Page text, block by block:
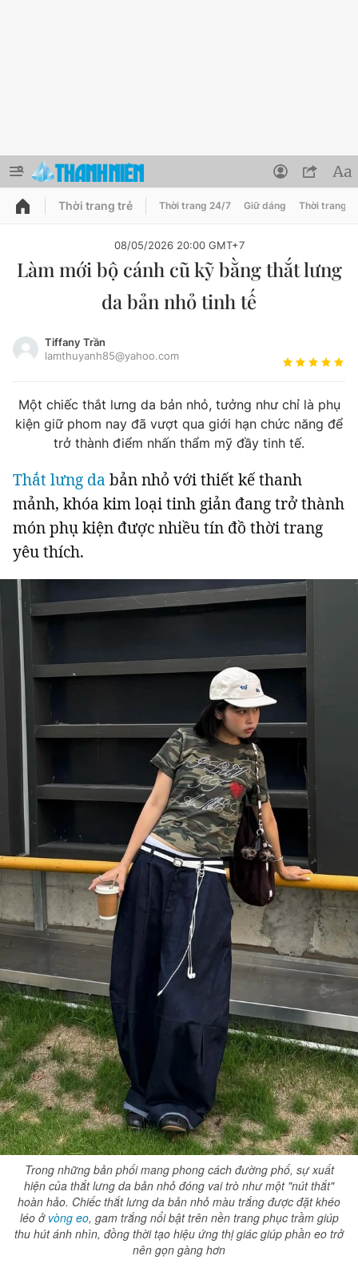
PODCAST QUẢNG CÁO
Chuyên mục khác
Tin thị trường Tin 360
Video Podcasts
Magazine
Sản phẩm khác
Tiện ích
Thông tin tòa soạn Liên hệ quảng cáo
Đọc Thanh Niên trên điện thoại
Theo dõi báo trên
Hotline
0906 645 777
Liên hệ quảng cáo
0908 780 404
Đặt báo Quảng cáo Tòa soạn Chính sách bảo
Tổng biên tập: Nguyễn Ngọc Toàn
Phó tổng biên tập: Hải Thành
Ủy viên Ban biên tập - Tổng Thư ký tòa soạn: Trần Việt Hưng
Giấy phép xuất bản số 110/GP - BTTTT cấp ngày 24.3.2020
© 2003-2026 Bản quyền thuộc về Báo Thanh Niên. Cấm sao chép
dưới mọi hình thức nếu không có sự chấp thuận bằng văn bản.
Phát triển bởi ePi Technologies, JSC.
Thông tin tài khoản
Đổi mật khẩu
Tin đã lưu
Đăng xuất
Thời trang trẻ Thời trang 24/7 Giữ dáng Thời trang
08/05/2026 20:00 GMT+7
Làm mới bộ cánh cũ kỹ bằng thắt lưng
da bản nhỏ tinh tế
Tiffany Trần
lamthuyanh85@yahoo.com
Một chiếc thắt lưng da bản nhỏ, tưởng như chỉ là phụ
kiện giữ phom nay đã vượt qua giới hạn chức năng để
trở thành điểm nhấn thẩm mỹ đầy tinh tế.
Thắt lưng da bản nhỏ với thiết kế thanh
mảnh, khóa kim loại tinh giản đang trở thành
món phụ kiện được nhiều tín đồ thời trang
yêu thích.
Trong những bản phối mang phong cách đường phố, sự xuất
hiện của thắt lưng da bản nhỏ đóng vai trò như một "nút thắt"
hoàn hảo. Chiếc thắt lưng da bản nhỏ màu trắng được đặt khéo
léo ở vòng eo, gam trắng nổi bật trên nền trang phục trầm giúp
thu hút ánh nhìn, đồng thời tạo hiệu ứng thị giác giúp phần eo trở
nên gọn gàng hơn